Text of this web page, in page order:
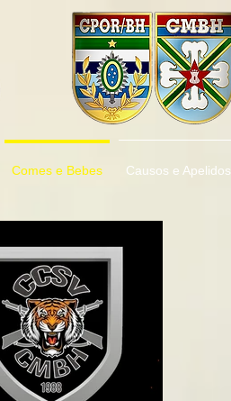
Comes e Bebes Causos e Apelidos